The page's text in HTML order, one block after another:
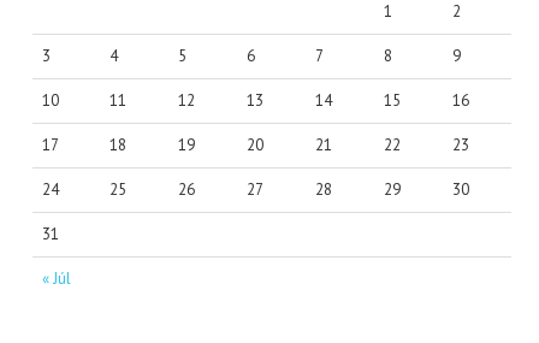
« Júl
1 2
3 4 5 6 7 8 9
10 11 12 13 14 15 16
17 18 19 20 21 22 23
24 25 26 27 28 29 30
31